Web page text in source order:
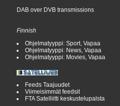
DAB over DVB transmissions
Finnish
Ohjelmatyyppi: Sport, Vapaa
Ohjelmatyyppi: News, Vapaa
Ohjelmatyyppi: Movies, Vapaa
Feeds Taajuudet
Viimeisimmät feedsit
FTA Satelliitti keskustelupalsta